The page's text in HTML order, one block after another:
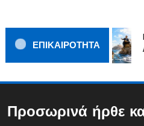
ΕΠΙΚΑΙΡΟΤΗΤΑ
Προσωρινά ήρθε